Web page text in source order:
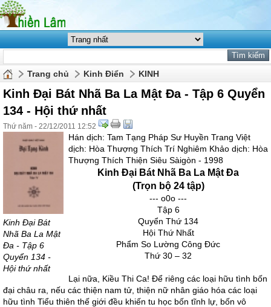
Trang chủ Kinh Điển KINH
Kinh Đại Bát Nhã Ba La Mật Đa - Tập 6 Quyển
134 - Hội thứ nhất
Thứ năm - 22/12/2011 12:52
Kinh Đại Bát
Nhã Ba La Mật
Đa - Tập 6
Quyển 134 -
Hội thứ nhất
Hán dịch: Tam Tạng Pháp Sư Huyền Trang Việt
dịch: Hòa Thượng Thích Trí Nghiêm Khảo dịch: Hòa
Thượng Thích Thiện Siêu Sàigòn - 1998
Kinh Đại Bát Nhã Ba La Mật Đa
(Trọn bộ 24 tập)
--- o0o ---
Tập 6
Quyển Thứ 134
Hội Thứ Nhất
Phẩm So Lường Công Đức
Thứ 30 – 32
Lại nữa, Kiều Thi Ca! Để riêng các loại hữu tình bốn
đại châu ra, nếu các thiện nam tử, thiện nữ nhân giáo hóa các loại
hữu tình Tiểu thiên thế giới đều khiến tu học bốn tĩnh lự, bốn vô